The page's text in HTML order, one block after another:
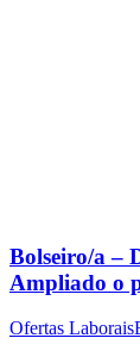
Bolseiro/a –
Ampliado o
Ofertas Laborais